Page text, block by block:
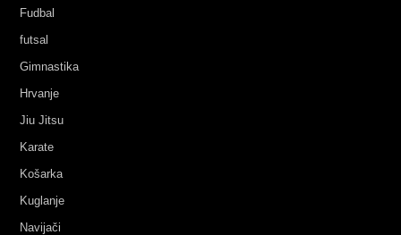
Fudbal
futsal
Gimnastika
Hrvanje
Jiu Jitsu
Karate
Košarka
Kuglanje
Navijači